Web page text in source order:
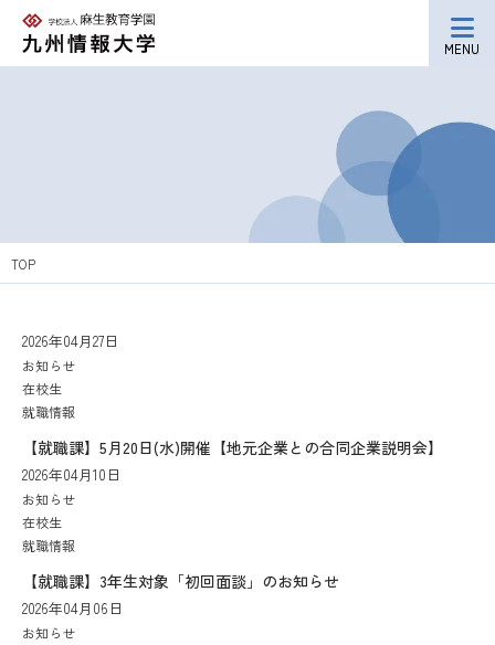
MENU
TOP
2026年04月27日
お知らせ
在校生
就職情報
【就職課】5月20日(水)開催【地元企業との合同企業説明会】
2026年04月10日
お知らせ
在校生
就職情報
【就職課】3年生対象「初回面談」のお知らせ
2026年04月06日
お知らせ